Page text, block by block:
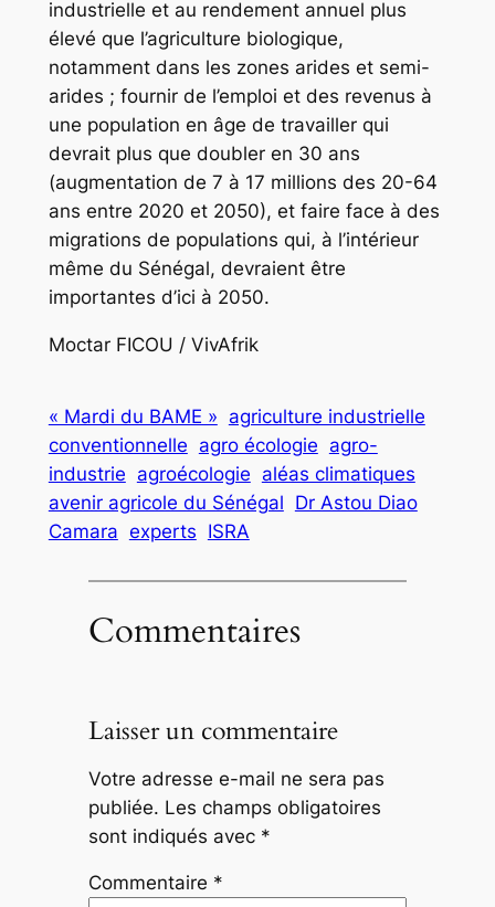
industrielle et au rendement annuel plus
élevé que l’agriculture biologique,
notamment dans les zones arides et semi-
arides ; fournir de l’emploi et des revenus à
une population en âge de travailler qui
devrait plus que doubler en 30 ans
(augmentation de 7 à 17 millions des 20-64
ans entre 2020 et 2050), et faire face à des
migrations de populations qui, à l’intérieur
même du Sénégal, devraient être
importantes d’ici à 2050.
Moctar FICOU / VivAfrik
« Mardi du BAME » agriculture industrielle
conventionnelle agro écologie agro-
industrie agroécologie aléas climatiques
avenir agricole du Sénégal Dr Astou Diao
Camara experts ISRA
Commentaires
Laisser un commentaire
Votre adresse e-mail ne sera pas
publiée. Les champs obligatoires
sont indiqués avec *
Commentaire *